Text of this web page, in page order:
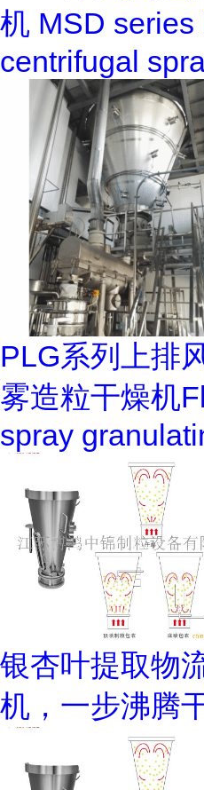
机 MSD series
centrifugal
PLG系列上排
雾造粒干燥机
spray
银杏叶提取物
机，一步沸腾